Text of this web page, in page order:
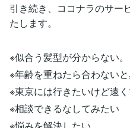
引き続き、ココナラのサー
たします。
※似合う髪型が分からない。
※年齢を重ねたら合わない
※東京には行きたいけど遠
※相談できるなしてみたい
※悩みを解決したい